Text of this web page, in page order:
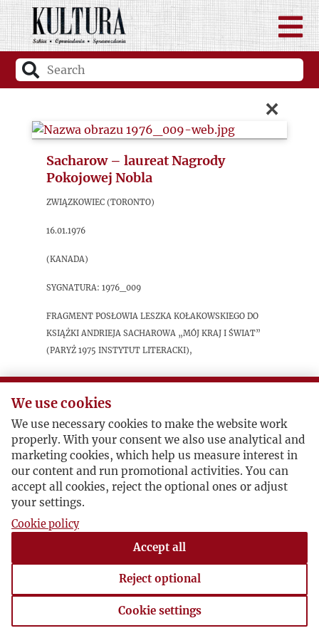
×
Sacharow – laureat Nagrody
Pokojowej Nobla
Związkowiec (Toronto)
16.01.1976
(Kanada)
sygnatura: 1976_009
Fragment posłowia Leszka Kołakowskiego do
książki Andrieja Sacharowa „Mój kraj i świat”
(Paryż 1975 Instytut Literacki),
Postacie powiązane
Bohater:Andriej Sacharow
Autor publikacji:Leszek Kołakowski
We use cookies
We use necessary cookies to make the website work
properly. With your consent we also use analytical and
marketing cookies, which help us measure interest in
our content and run promotional activities. You can
accept all cookies, reject the optional ones or adjust
your settings.
Cookie policy
Accept all
Reject optional
Cookie settings
Cookie settings